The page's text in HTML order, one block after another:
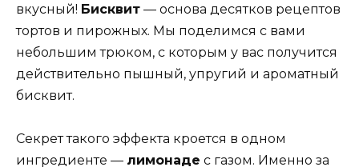
вкусный! Бисквит — основа десятков рецептов
тортов и пирожных. Мы поделимся с вами
небольшим трюком, с которым у вас получится
действительно пышный, упругий и ароматный
бисквит.
Секрет такого эффекта кроется в одном
ингредиенте — лимонаде с газом. Именно за